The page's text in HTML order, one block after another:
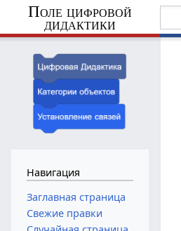
Поле цифровой
дидактики
Навигация
Заглавная страница
Свежие правки